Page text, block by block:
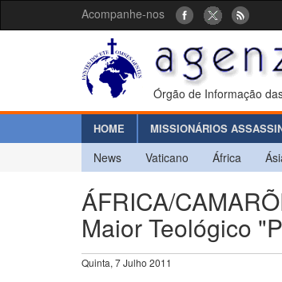
Acompanhe-nos
Órgão de Informação
HOME MISSIONÁRIOS
News Vaticano África
ÁFRICA/
Maior Teológico
Quinta, 7 Julho 2011